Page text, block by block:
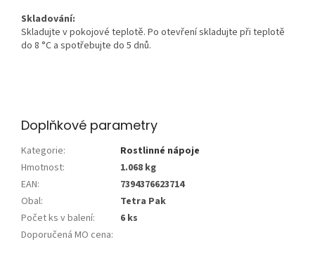
Skladování:
Skladujte v pokojové teplotě. Po otevření skladujte při teplotě
do 8 °C a spotřebujte do 5 dnů.
Doplňkové parametry
Kategorie:
Rostlinné nápoje
Hmotnost:
1.068 kg
EAN:
7394376623714
Obal:
Tetra Pak
Počet ks v balení:
6 ks
Doporučená MO cena: